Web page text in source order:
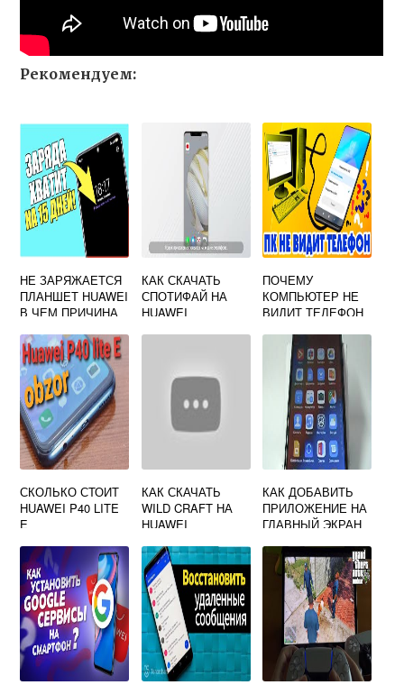
Рекомендуем:
НЕ ЗАРЯЖАЕТСЯ
ПЛАНШЕТ HUAWEI
В ЧЕМ ПРИЧИНА
КАК СКАЧАТЬ
СПОТИФАЙ НА
HUAWEI
ПОЧЕМУ
КОМПЬЮТЕР НЕ
ВИДИТ ТЕЛЕФОН
ЗАРЯЖАЕТСЯ
HUAWEI
СКОЛЬКО СТОИТ
HUAWEI P40 LITE
E
КАК СКАЧАТЬ
WILD CRAFT НА
HUAWEI
КАК ДОБАВИТЬ
ПРИЛОЖЕНИЕ НА
ГЛАВНЫЙ ЭКРАН